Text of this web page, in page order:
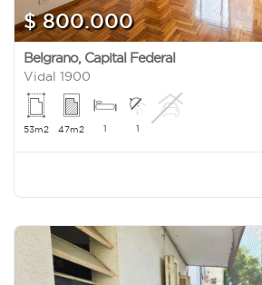
$ 800.000
Belgrano, Capital Federal
Vidal 1900
53m2 47m2 1 1